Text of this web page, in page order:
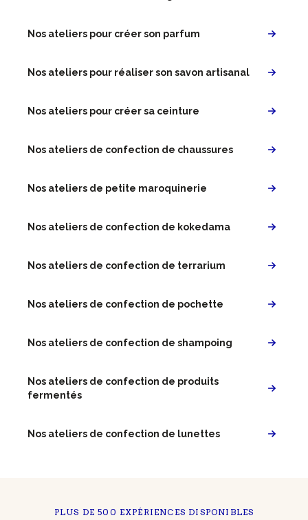
Nos ateliers pour créer son parfum
Nos ateliers pour réaliser son savon artisanal
Nos ateliers pour créer sa ceinture
Nos ateliers de confection de chaussures
Nos ateliers de petite maroquinerie
Nos ateliers de confection de kokedama
Nos ateliers de confection de terrarium
Nos ateliers de confection de pochette
Nos ateliers de confection de shampoing
Nos ateliers de confection de produits
fermentés
Nos ateliers de confection de lunettes
PLUS DE 500 EXPÉRIENCES DISPONIBLES